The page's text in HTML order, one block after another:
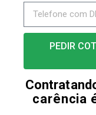
PEDIR
carência